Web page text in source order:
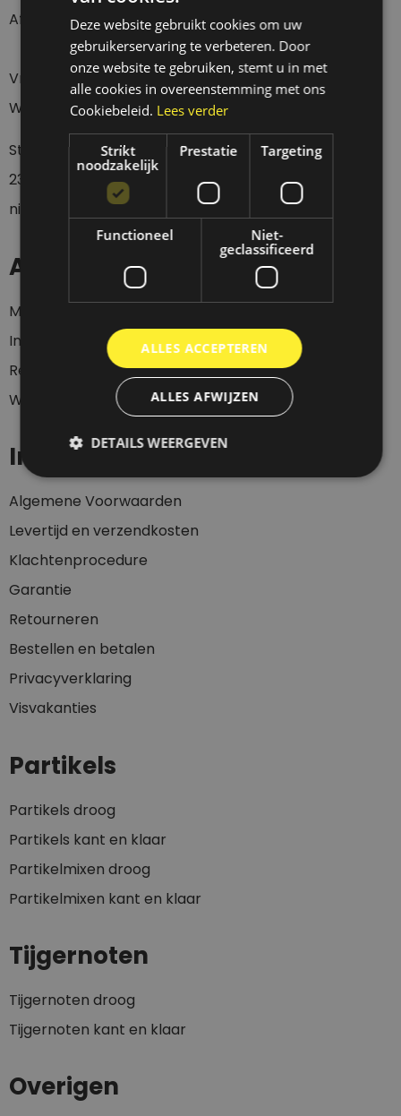
Afhalen Donderdag t/m Zaterdag tussen 12 en 18 uur.
Vragen over een verzending?
Wacht eerst 4 werkdagen geduldig af a.u.b.
Stuur een whatsapp of sms bericht op06-
23437536
wanneer je langs wil komen, want wij zijn
niet altijd aanwezig.
Account
Mijn account
Inloggen
Registeren
Winkelwagen
Informatie
Algemene Voorwaarden
Levertijd en verzendkosten
Klachtenprocedure
Garantie
Retourneren
Bestellen en betalen
Privacyverklaring
Visvakanties
Partikels
Partikels droog
Partikels kant en klaar
Partikelmixen droog
Partikelmixen kant en klaar
Tijgernoten
Tijgernoten droog
Tijgernoten kant en klaar
Overigen
Deze website gebruikt cookies om uw
gebruikerservaring te verbeteren. Door
onze website te gebruiken, stemt u in met
alle cookies in overeenstemming met ons
Cookiebeleid. Lees verder
Strikt
noodzakelijk
Prestatie Targeting
Functioneel
Niet-
geclassificeerd
ALLES ACCEPTEREN
ALLES AFWIJZEN
DETAILS WEERGEVEN